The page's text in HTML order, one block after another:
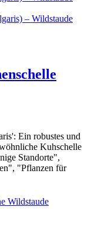
Ein robustes und
Kuhschelle
Standorte",
"Pflanzen für